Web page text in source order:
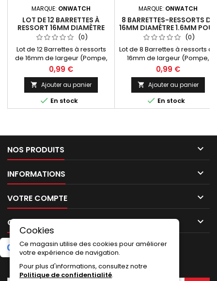
MARQUE: ONWATCH
LOT DE 12 BARRETTES À
RESSORT 16MM DIAMÈTRE
1.6MM POUR BRACELET ET
MONTRE
(0)
Lot de 12 Barrettes à ressorts
de 16mm de largeur (Pompe,
ressort, Anse, Tige, Axe, Springs
Bars). Largeur : 16mm - Double
épaulement (Flange) -
Diamètre : +/- 1.60mm en Acier
Inoxydable
0,99 €
 Ajouter au panier
 En stock
MARQUE: ONWATCH
8 BARRETTES-RESSORTS DE
16MM DIAMÈTRE 1.6MM POUR
BRACELET DE MONTRE
(0)
Lot de 8 Barrettes à ressorts de
16mm de largeur (Pompe,
ressort, Anse, Tige, Axe, Springs
Bars). Largeur : 16mm - Double
épaulement (Flange) -
Diamètre : +/- 1.60mm en Acier
Inoxydable
0,99 €
 Ajouter au panier
 En stock
NOS PRODUITS 
INFORMATIONS 
VOTRE COMPTE 
CONTACT 
Cookies
Ce magasin utilise des cookies pour améliorer
votre expérience de navigation.
Pour plus d'informations, consultez notre
Politique de confidentialité.
G oogle5.0★ ★★★★Laissez un avis(2 avis)
LETTRE D'INFORMATIONS